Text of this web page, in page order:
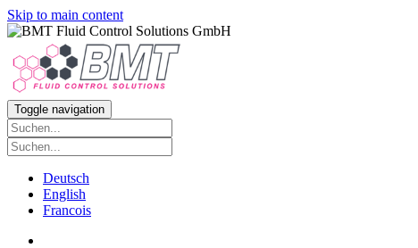
Skip to main content
Toggle navigation
Deutsch
English
Francois